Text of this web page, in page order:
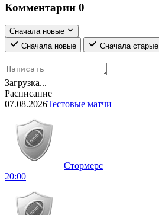
Комментарии 0
Сначала новые
Сначала новые
Сначала старые
Загрузка...
Расписание
07.08.2026Тестовые матчи
Стормерс
20:00